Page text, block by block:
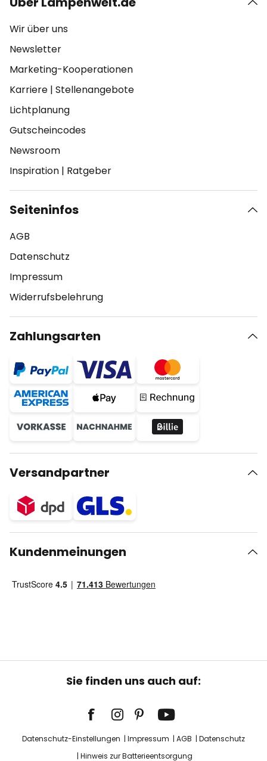
Wir über uns
Newsletter
Marketing-Kooperationen
Karriere | Stellenangebote
Lichtplanung
Gutscheincodes
Newsroom
Inspiration | Ratgeber
Seiteninfos
AGB
Datenschutz
Impressum
Widerrufsbelehrung
Zahlungsarten
Versandpartner
Kundenmeinungen
Sie finden uns auch auf:
Datenschutz-Einstellungen Impressum AGB
Datenschutz
Hinweis zur Batterieentsorgung